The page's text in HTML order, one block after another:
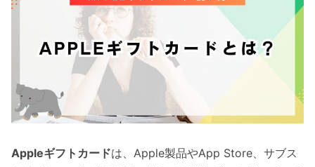
Appleギフトカードは、Apple製品やApp Store、サブス